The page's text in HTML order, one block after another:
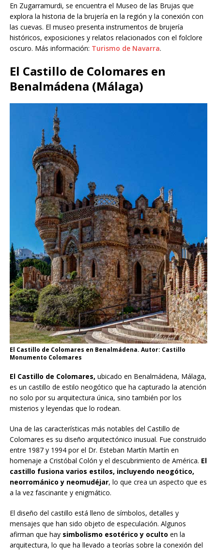
En Zugarramurdi, se encuentra el Museo de las Brujas que
explora la historia de la brujería en la región y la conexión con
las cuevas. El museo presenta instrumentos de brujería
históricos, exposiciones y relatos relacionados con el folclore
oscuro. Más información: Turismo de Navarra.
El Castillo de Colomares en
Benalmádena (Málaga)
El Castillo de Colomares en Benalmádena. Autor: Castillo
Monumento Colomares
El Castillo de Colomares, ubicado en Benalmádena, Málaga,
es un castillo de estilo neogótico que ha capturado la atención
no solo por su arquitectura única, sino también por los
misterios y leyendas que lo rodean.
Una de las características más notables del Castillo de
Colomares es su diseño arquitectónico inusual. Fue construido
entre 1987 y 1994 por el Dr. Esteban Martín Martín en
homenaje a Cristóbal Colón y el descubrimiento de América. El
castillo fusiona varios estilos, incluyendo neogótico,
neorrománico y neomudéjar, lo que crea un aspecto que es
a la vez fascinante y enigmático.
El diseño del castillo está lleno de símbolos, detalles y
mensajes que han sido objeto de especulación. Algunos
afirman que hay simbolismo esotérico y oculto en la
arquitectura, lo que ha llevado a teorías sobre la conexión del